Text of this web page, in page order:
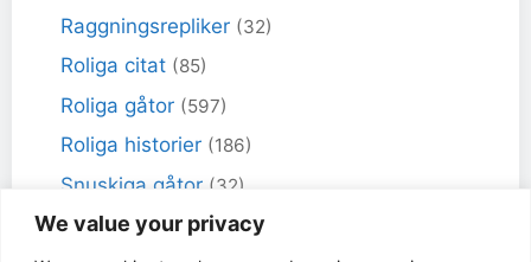
We value your privacy
Raggningsrepliker (32)
Roliga citat (85)
Roliga gåtor (597)
Roliga historier (186)
Snuskiga gåtor (32)
Snuskiga skämt(98)